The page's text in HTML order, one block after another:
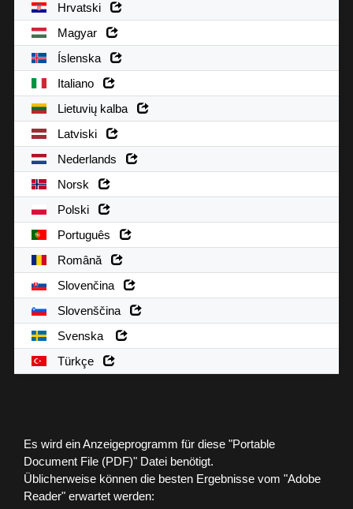
Hrvatski
Magyar
Íslenska
Italiano
Lietuvių kalba
Latviski
Nederlands
Norsk
Polski
Português
Română
Slovenčina
Slovenščina
Svenska
Türkçe
Es wird ein Anzeigeprogramm für diese "Portable
Document File (PDF)" Datei benötigt.
Üblicherweise können die besten Ergebnisse vom "Adobe
Reader" erwartet werden: